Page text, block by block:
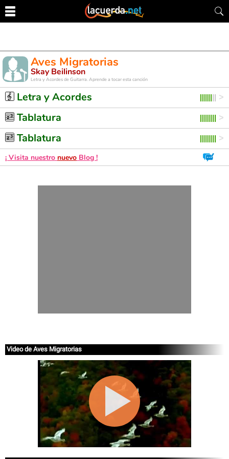
Aves Migratorias
Skay Beilinson
Letra y Acordes de Guitarra. Aprende a tocar esta canción
Letra y Acordes
Tablatura
Tablatura
¡ Visita nuestro nuevo Blog !
Video de Aves Migratorias